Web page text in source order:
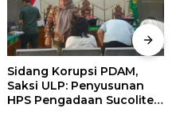
Sungai Surut dan Air
Keruh, Layanan
Perumdam Tirta Mayang